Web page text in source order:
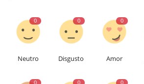
0
Neutro
0
Disgusto
0
Amor
0 0 0